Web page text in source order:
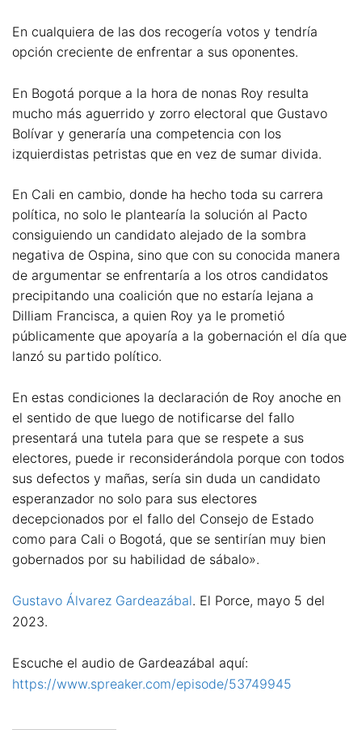
En cualquiera de las dos recogería votos y tendría
opción creciente de enfrentar a sus oponentes.
En Bogotá porque a la hora de nonas Roy resulta
mucho más aguerrido y zorro electoral que Gustavo
Bolívar y generaría una competencia con los
izquierdistas petristas que en vez de sumar divida.
En Cali en cambio, donde ha hecho toda su carrera
política, no solo le plantearía la solución al Pacto
consiguiendo un candidato alejado de la sombra
negativa de Ospina, sino que con su conocida manera
de argumentar se enfrentaría a los otros candidatos
precipitando una coalición que no estaría lejana a
Dilliam Francisca, a quien Roy ya le prometió
públicamente que apoyaría a la gobernación el día que
lanzó su partido político.
En estas condiciones la declaración de Roy anoche en
el sentido de que luego de notificarse del fallo
presentará una tutela para que se respete a sus
electores, puede ir reconsiderándola porque con todos
sus defectos y mañas, sería sin duda un candidato
esperanzador no solo para sus electores
decepcionados por el fallo del Consejo de Estado
como para Cali o Bogotá, que se sentirían muy bien
gobernados por su habilidad de sábalo».
Gustavo Álvarez Gardeazábal. El Porce, mayo 5 del
2023.
Escuche el audio de Gardeazábal aquí:
https://www.spreaker.com/episode/53749945